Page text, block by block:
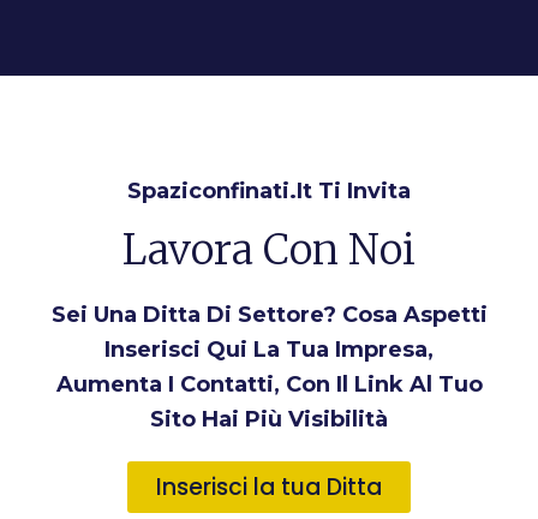
Spaziconfinati.it Ti Invita
Lavora Con Noi
Sei Una Ditta Di Settore? Cosa Aspetti
Inserisci Qui La Tua Impresa,
Aumenta I Contatti, Con Il Link Al Tuo
Sito Hai Più Visibilità
Inserisci la tua Ditta